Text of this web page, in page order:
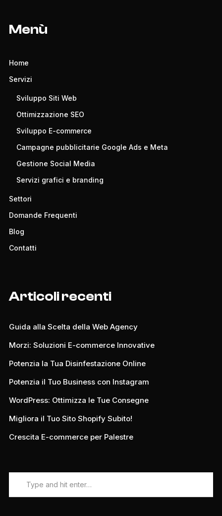
Menù
Home
Servizi
Sviluppo Siti Web
Ottimizzazione SEO
Sviluppo E-commerce
Campagne pubblicitarie Google Ads e Meta
Gestione Social Media
Servizi grafici e branding
Settori
Domande Frequenti
Blog
Contatti
Articoli recenti
Guida alla Scelta della Web Agency
Morzi: Soluzioni E-commerce Innovative
Potenzia la Tua Disinfestazione Online
Potenzia il Tuo Business con Instagram
WordPress: Ottimizza le Tue Consegne
Migliora il Tuo Sito Shopify Subito!
Crescita E-commerce per Palestre